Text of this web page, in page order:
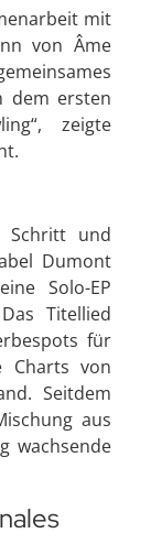
mit
von Âme
dem ersten
zeigte
Schritt und
Dumont
Solo-EP
Titellied
für
Charts von
Seitdem
aus
wachsende